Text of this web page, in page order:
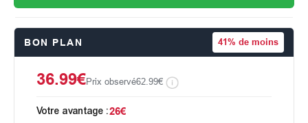
BON PLAN 41% de moins
36.99€Prix observé62.99€
Votre avantage :26€